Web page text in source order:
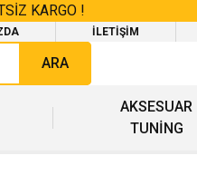
KARGO !
İLETİŞİM
ARA
AKSESUAR
TUNİNG